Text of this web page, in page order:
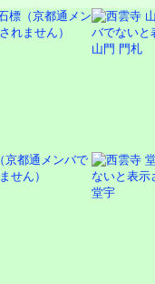
山門 門札
堂宇